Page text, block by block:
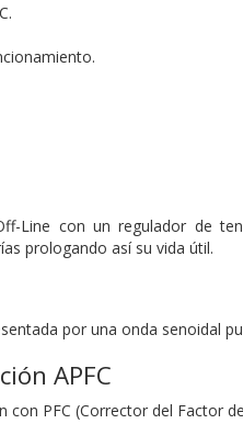
Line con un regulador de
prologando así su vida útil.
por una onda senoidal
APFC
PFC (Corrector del Factor